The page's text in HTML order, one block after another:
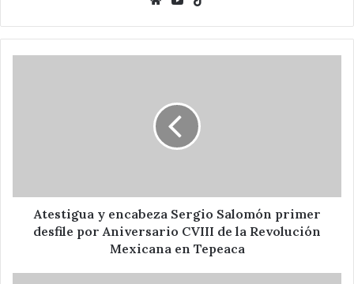
Aniversario
CVIIIAtestigua y encabeza Sergio Salomón primer
desfile por Aniversario CVIII de la Revolución
Mexicana en Tepeaca